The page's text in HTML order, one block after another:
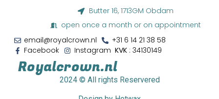
Butter 16, 1713GM Obdam
open once a month or on appointment
email@royalcrown.nl
+31 6 14 21 38 58‬
Facebook
Instagram KVK: 34130149
Royalcrown.nl
2024 © All rights Reservered